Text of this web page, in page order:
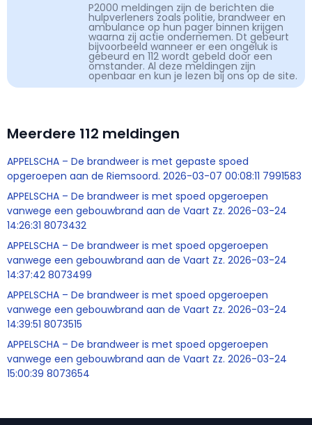
P2000 meldingen zijn de berichten die
hulpverleners zoals politie, brandweer en
ambulance op hun pager binnen krijgen
waarna zij actie ondernemen. Dt gebeurt
bijvoorbeeld wanneer er een ongeluk is
gebeurd en 112 wordt gebeld door een
omstander. Al deze meldingen zijn
openbaar en kun je lezen bij ons op de site.
Meerdere 112 meldingen
APPELSCHA – De brandweer is met gepaste spoed
opgeroepen aan de Riemsoord. 2026-03-07 00:08:11 7991583
APPELSCHA – De brandweer is met spoed opgeroepen
vanwege een gebouwbrand aan de Vaart Zz. 2026-03-24
14:26:31 8073432
APPELSCHA – De brandweer is met spoed opgeroepen
vanwege een gebouwbrand aan de Vaart Zz. 2026-03-24
14:37:42 8073499
APPELSCHA – De brandweer is met spoed opgeroepen
vanwege een gebouwbrand aan de Vaart Zz. 2026-03-24
14:39:51 8073515
APPELSCHA – De brandweer is met spoed opgeroepen
vanwege een gebouwbrand aan de Vaart Zz. 2026-03-24
15:00:39 8073654